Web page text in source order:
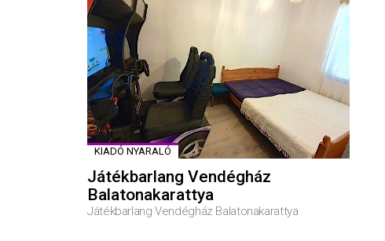
KIADÓ NYARALÓ
Játékbarlang Vendégház
Balatonakarattya
Játékbarlang Vendégház Balatonakarattya